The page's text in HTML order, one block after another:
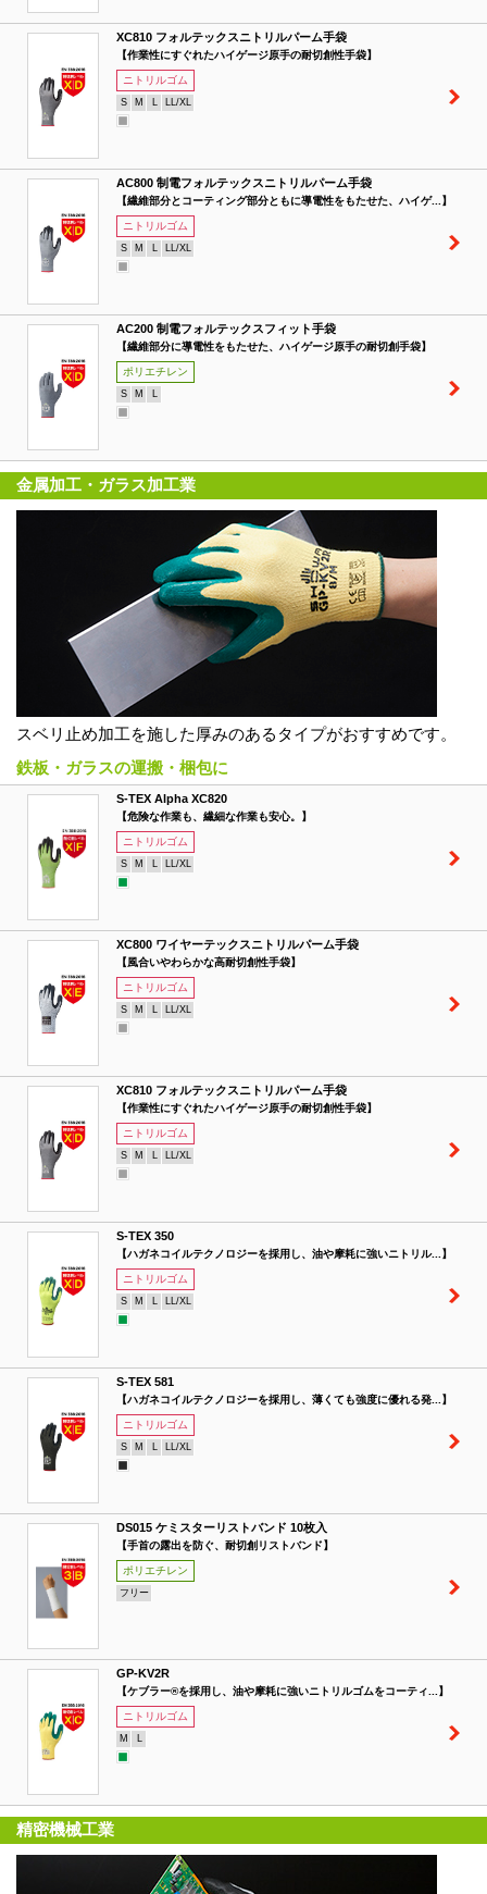
XC810 フォルテックスニトリルパーム手袋
【作業性にすぐれたハイゲージ原手の耐切創性手袋】
ニトリルゴム
S M LL/XL
AC800 制電フォルテックスニトリルパーム手袋
【繊維部分とコーティング部分ともに導電性をもたせた、ハイゲ...】
ニトリルゴム
S M LL/XL
AC200 制電フォルテックスフィット手袋
【繊維部分に導電性をもたせた、ハイゲージ原手の耐切創手袋】
ポリエチレン
S M
金属加工・ガラス加工業
スベリ止め加工を施した厚みのあるタイプがおすすめです。
鉄板・ガラスの運搬・梱包に
S-TEX Alpha XC820
【危険な作業も、繊細な作業も安心。】
ニトリルゴム
S M LL/XL
XC800 ワイヤーテックスニトリルパーム手袋
【風合いやわらかな高耐切創性手袋】
ニトリルゴム
S M LL/XL
XC810 フォルテックスニトリルパーム手袋
【作業性にすぐれたハイゲージ原手の耐切創性手袋】
ニトリルゴム
S M LL/XL
S-TEX 350
【ハガネコイルテクノロジーを採用し、油や摩耗に強いニトリル...】
ニトリルゴム
S M LL/XL
S-TEX 581
【ハガネコイルテクノロジーを採用し、薄くても強度に優れる発...】
ニトリルゴム
S M LL/XL
DS015 ケミスターリストバンド 10枚入
【手首の露出を防ぐ、耐切創リストバンド】
ポリエチレン
フリー
GP-KV2R
【ケブラー®を採用し、油や摩耗に強いニトリルゴムをコーティ...】
ニトリルゴム
M
精密機械工業